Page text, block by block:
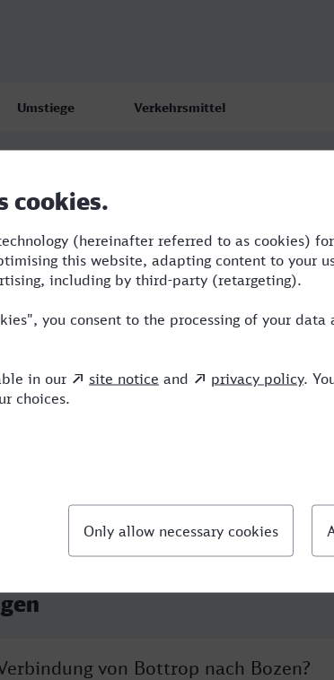
Umstiege Verkehrsmittel
6 RRB,RE,RJ,NX,ICE,VIA,HLB
6 CAN,RRB,RJ,NX,ICE
von Bottrop nach Bozen?